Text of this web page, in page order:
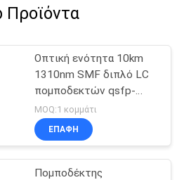
Προϊόντα
Οπτική ενότητα 10km
1310nm SMF διπλό LC
πομποδεκτών qsfp-
40g-LR4 QSFP+
MOQ:1 κομμάτι
ΕΠΑΦΉ
Πομποδέκτης